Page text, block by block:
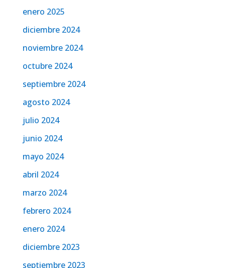
enero 2025
diciembre 2024
noviembre 2024
octubre 2024
septiembre 2024
agosto 2024
julio 2024
junio 2024
mayo 2024
abril 2024
marzo 2024
febrero 2024
enero 2024
diciembre 2023
septiembre 2023